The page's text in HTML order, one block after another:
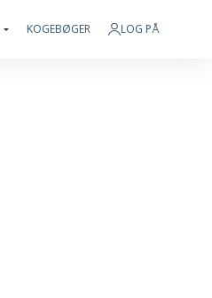
KOGEBØGER LOG PÅ